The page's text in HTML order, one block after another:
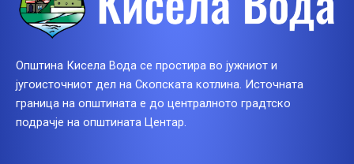
Општина Кисела Вода се простира во јужниот и
југоисточниот дел на Скопската котлина. Источната
граница на општината е до централното градтско
подрачје на општината Центар.